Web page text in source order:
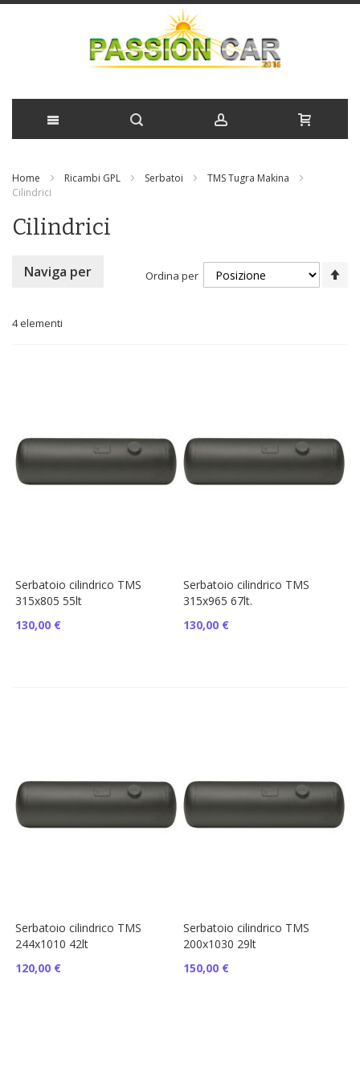
Home Ricambi GPL Serbatoi
TMS Tugra Makina
Cilindrici
Cilindrici
4elementi
Ordina per
Serbatoio cilindrico TMS
315x805 55lt
130,00 €
Serbatoio cilindrico TMS
315x965 67lt.
130,00 €
Serbatoio cilindrico TMS
244x1010 42lt
120,00 €
Serbatoio cilindrico TMS
200x1030 29lt
150,00 €
Naviga per